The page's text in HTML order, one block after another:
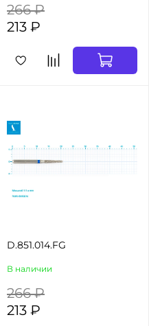
266 ₽
213 ₽
D.851.014.FG
В наличии
266 ₽
213 ₽